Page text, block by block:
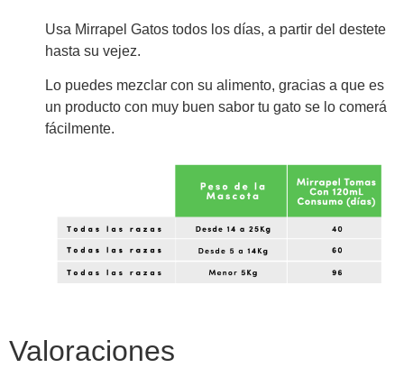
Usa Mirrapel Gatos todos los días, a partir del destete
hasta su vejez.
Lo puedes mezclar con su alimento, gracias a que es
un producto con muy buen sabor tu gato se lo comerá
fácilmente.
Valoraciones